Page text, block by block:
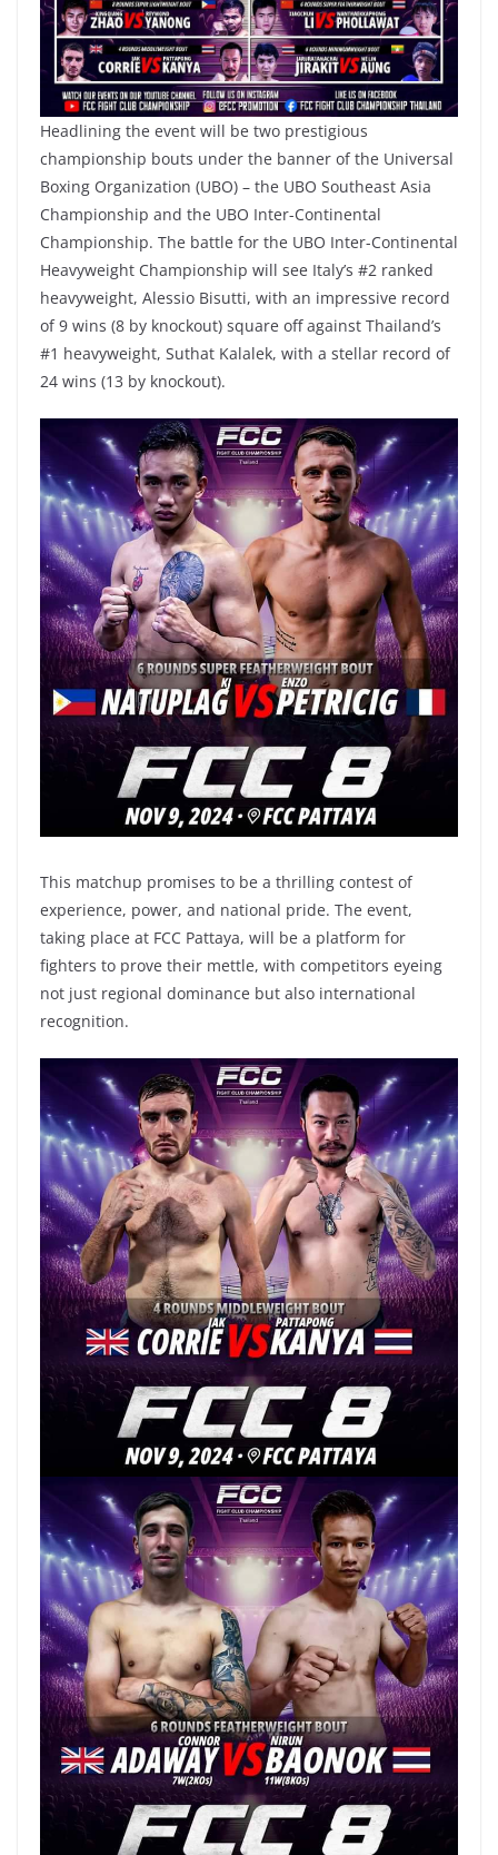
Headlining the event will be two prestigious
championship bouts under the banner of the Universal
Boxing Organization (UBO) – the UBO Southeast Asia
Championship and the UBO Inter-Continental
Championship. The battle for the UBO Inter-Continental
Heavyweight Championship will see Italy’s #2 ranked
heavyweight, Alessio Bisutti, with an impressive record
of 9 wins (8 by knockout) square off against Thailand’s
#1 heavyweight, Suthat Kalalek, with a stellar record of
24 wins (13 by knockout).
This matchup promises to be a thrilling contest of
experience, power, and national pride. The event,
taking place at FCC Pattaya, will be a platform for
fighters to prove their mettle, with competitors eyeing
not just regional dominance but also international
recognition.